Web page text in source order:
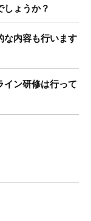
ょうか？
な内容も行います
ン研修は行って